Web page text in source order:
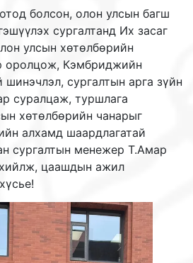
болсон, олон улсын багш
сургалтанд Их засаг
улсын хөтөлбөрийн
оролцож, Кэмбриджийн
шинэчлэл, сургалтын арга зүйн
суралцаж, туршлага
хөтөлбөрийн чанарыг
алхамд шаардлагатай
сургалтын менежер Т.Амар
цаашдын ажил